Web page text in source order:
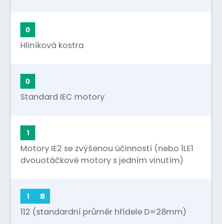
0
Hliníková kostra
0
Standard IEC motory
1
Motory IE2 se zvýšenou účinností (nebo 1LE1
dvouotáčkové motory s jedním vinutím)
1 B
112 (standardní průměr hřídele D=28mm)